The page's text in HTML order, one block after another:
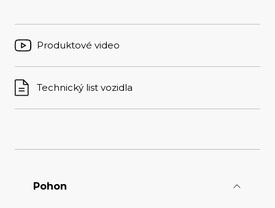
Produktové video
Technický list vozidla
Pohon